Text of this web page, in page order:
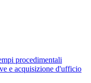
procedimentali
e acquisizione d'ufficio